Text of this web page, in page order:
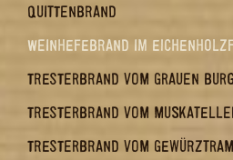
QUITTENBRAND
WEINHEFEBRAND IM
TRESTERBRAND VOM GRAUEN
TRESTERBRAND VOM
TRESTERBRAND VOM